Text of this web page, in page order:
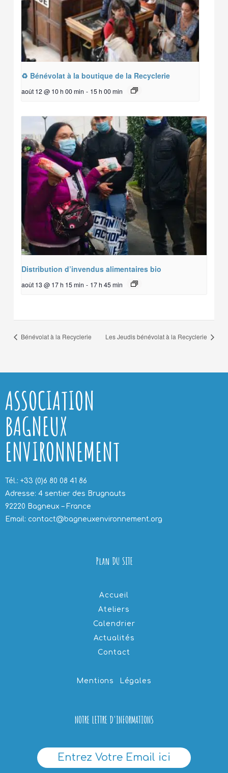
♻️ Bénévolat à la boutique de la Recyclerie
août 12 @ 10 h 00 min - 15 h 00 min
Distribution d’invendus alimentaires bio
août 13 @ 17 h 15 min - 17 h 45 min
Bénévolat à la Recyclerie Les Jeudis bénévolat à la Recyclerie
ASSOCIATION
BAGNEUX
ENVIRONNEMENT
Tél.: +33 (0)6 80 08 41 86
Adresse: 4 sentier des Brugnauts
92220 Bagneux – France
Email: contact@bagneuxenvironnement.org
Plan DU SITE
Accueil
Ateliers
Calendrier
Actualités
Contact
Mentions Légales
NOTRE LETTRE D'INFORMATIONS
Entrez Votre Email ici